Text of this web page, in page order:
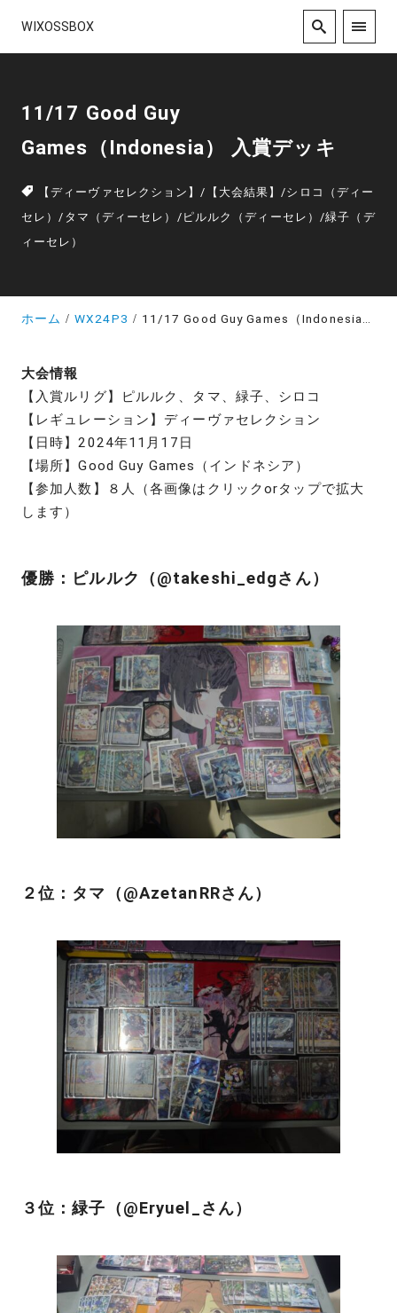
WIXOSSBOX
11/17 Good Guy
Games（Indonesia） 入賞デッキ
【ディーヴァセレクション】/ 【大会結果】/シロコ（ディー
セレ）/ タマ（ディーセレ） / ピルルク（ディーセレ）/緑子（デ
ィーセレ）
ホーム WX24P3 11/17 Good Guy Games（Indonesia） 入賞デッキ
大会情報
【入賞ルリグ】ピルルク、タマ、緑子、シロコ
【レギュレーション】ディーヴァセレクション
【日時】2024年11月17日
【場所】Good Guy Games（インドネシア）
【参加人数】８人（各画像はクリックorタップで拡大
します）
優勝：ピルルク（@takeshi_edgさん）
２位：タマ（@AzetanRRさん）
３位：緑子（@Eryuel_さん）